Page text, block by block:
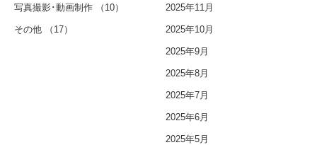
写真撮影･動画制作 （10）
その他 （17）
2025年11月
2025年10月
2025年9月
2025年8月
2025年7月
2025年6月
2025年5月